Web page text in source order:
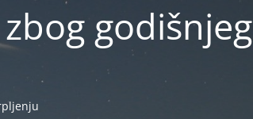
godišnjeg